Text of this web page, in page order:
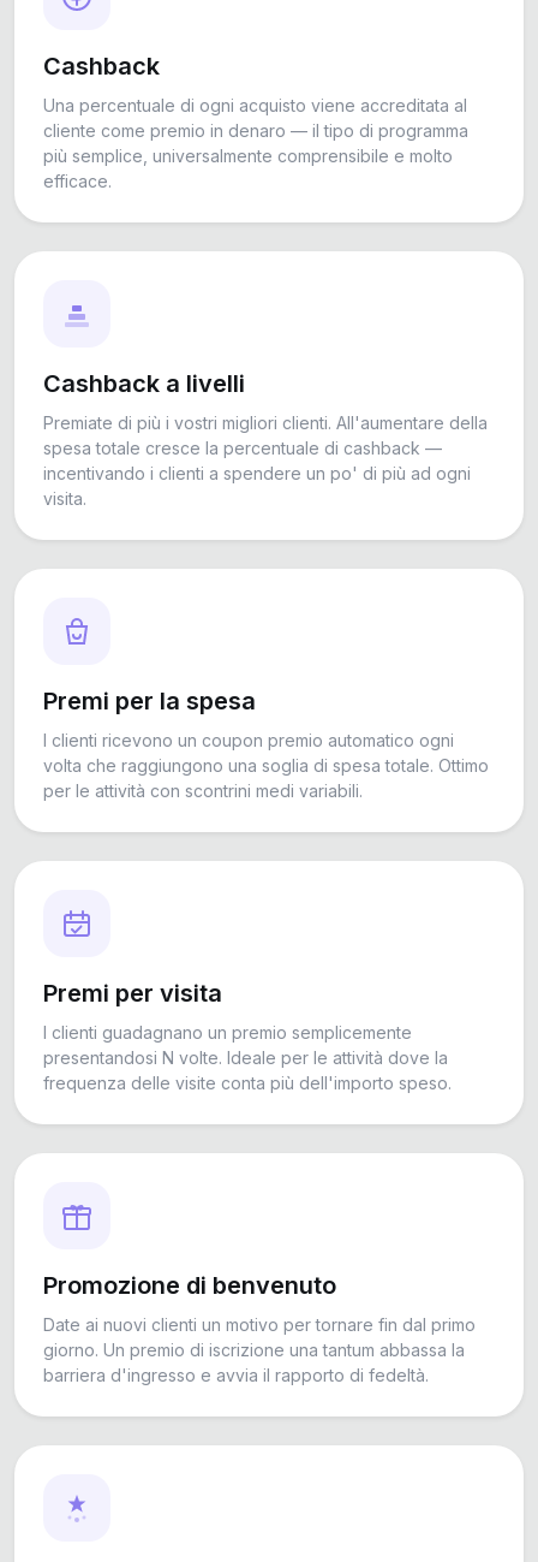
Cashback
Una percentuale di ogni acquisto viene accreditata al
cliente come premio in denaro — il tipo di programma
più semplice, universalmente comprensibile e molto
efficace.
Cashback a livelli
Premiate di più i vostri migliori clienti. All'aumentare della
spesa totale cresce la percentuale di cashback —
incentivando i clienti a spendere un po' di più ad ogni
visita.
Premi per la spesa
I clienti ricevono un coupon premio automatico ogni
volta che raggiungono una soglia di spesa totale. Ottimo
per le attività con scontrini medi variabili.
Premi per visita
I clienti guadagnano un premio semplicemente
presentandosi N volte. Ideale per le attività dove la
frequenza delle visite conta più dell'importo speso.
Promozione di benvenuto
Date ai nuovi clienti un motivo per tornare fin dal primo
giorno. Un premio di iscrizione una tantum abbassa la
barriera d'ingresso e avvia il rapporto di fedeltà.